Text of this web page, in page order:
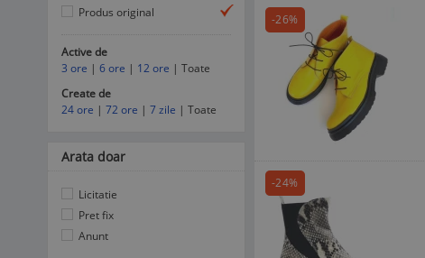
-26%
-24%
Produs original
Active de
3 ore | 6 ore | 12 ore | Toate
Create de
24 ore | 72 ore | 7 zile | Toate
Arata doar
Licitatie
Pret fix
Anunt